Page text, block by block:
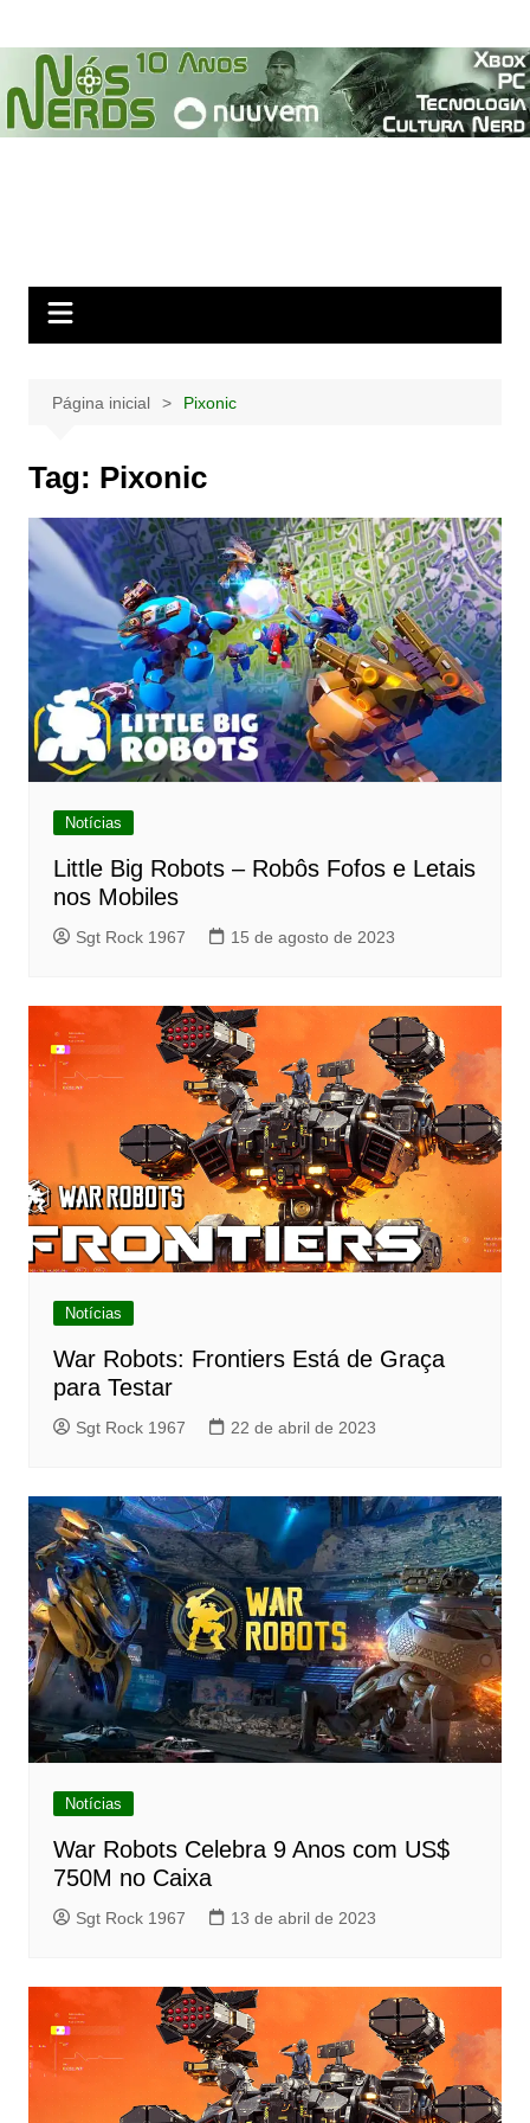
para
conteúdo
Página inicial Pixonic
Tag: Pixonic
Notícias
Little Big Robots – Robôs Fofos e Letais
nos Mobiles
Sgt Rock 1967 15 de agosto de 2023
Notícias
War Robots: Frontiers Está de Graça
para Testar
Sgt Rock 1967 22 de abril de 2023
Notícias
War Robots Celebra 9 Anos com US$
750M no Caixa
Sgt Rock 1967 13 de abril de 2023